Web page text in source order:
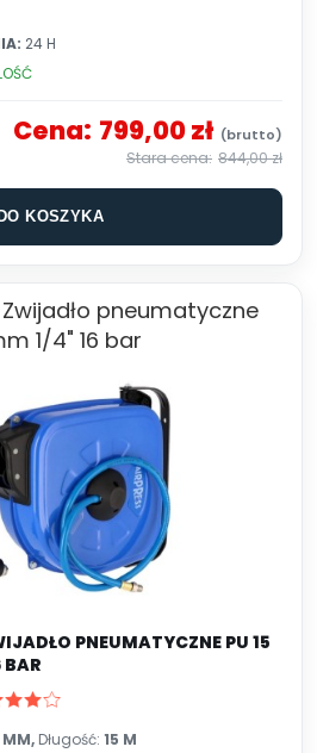
24 H
Cena: 799,00 zł
844,00 zł
DO KOSZYKA
pneumatyczne
1/4" 16 bar
PNEUMATYCZNE PU 15
BAR
MM, Długość: 15 M